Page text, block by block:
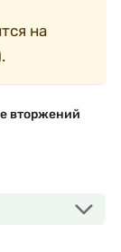
на
вторжений